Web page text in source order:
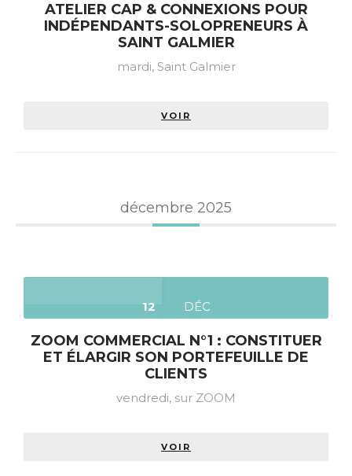
ATELIER CAP & CONNEXIONS POUR
INDÉPENDANTS-SOLOPRENEURS À
SAINT GALMIER
mardi, Saint Galmier
VOIR
décembre 2025
12 DÉC
ZOOM COMMERCIAL N°1 : CONSTITUER
ET ÉLARGIR SON PORTEFEUILLE DE
CLIENTS
vendredi, sur ZOOM
VOIR